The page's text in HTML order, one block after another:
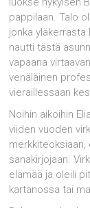
pappilaan. Talo
jonka
nautti tästä
vapaana
venäläinen
vieraillessaan
Noihin aikoihin
viiden vuoden
merkkiteoksiaan,
sanakirjojaan.
elämää ja oleili
kartanossa tai